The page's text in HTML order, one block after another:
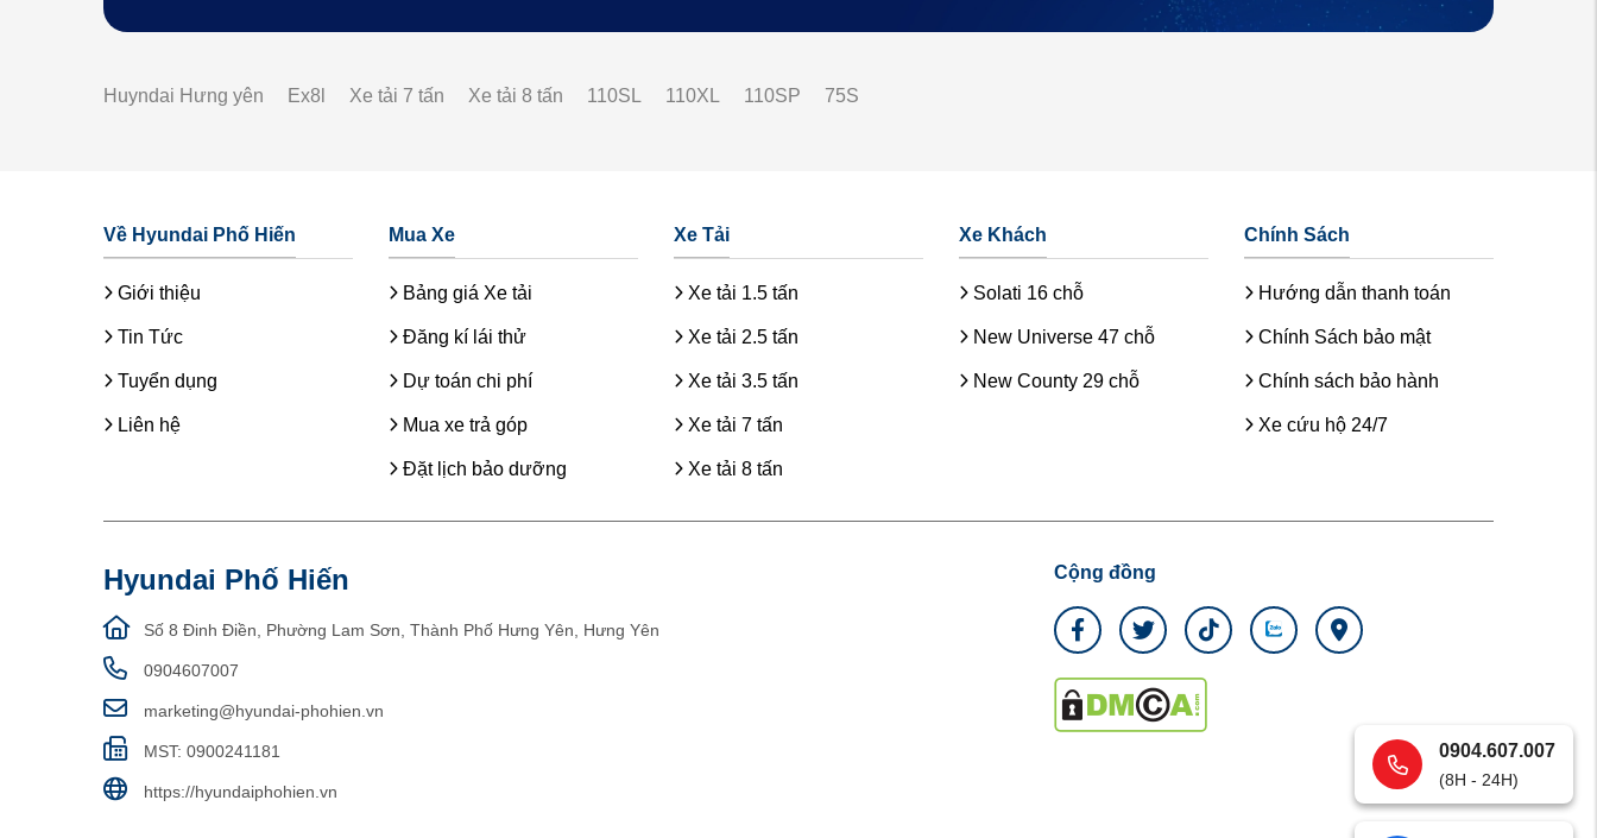
Huyndai Hưng yên Ex8l Xe tải 7 tấn Xe tải 8 tấn 110SL 110XL 110SP 75S
Về Hyundai Phố Hiến
Giới thiệu
Tin Tức
Tuyển dụng
Liên hệ
Mua Xe
Bảng giá Xe tải
Đăng kí lái thử
Dự toán chi phí
Mua xe trả góp
Đặt lịch bảo dưỡng
Xe Tải
Xe tải 1.5 tấn
Xe tải 2.5 tấn
Xe tải 3.5 tấn
Xe tải 7 tấn
Xe tải 8 tấn
Xe Khách
Solati 16 chỗ
New Universe 47 chỗ
New County 29 chỗ
Chính Sách
Hướng dẫn thanh toán
Chính Sách bảo mật
Chính sách bảo hành
Xe cứu hộ 24/7
Hyundai Phố Hiến
Số 8 Đinh Điền, Phường Lam Sơn, Thành Phố Hưng Yên, Hưng Yên
0904607007
marketing@hyundai-phohien.vn
MST: 0900241181
https://hyundaiphohien.vn
Cộng đồng
0904.607.007
(8H - 24H)